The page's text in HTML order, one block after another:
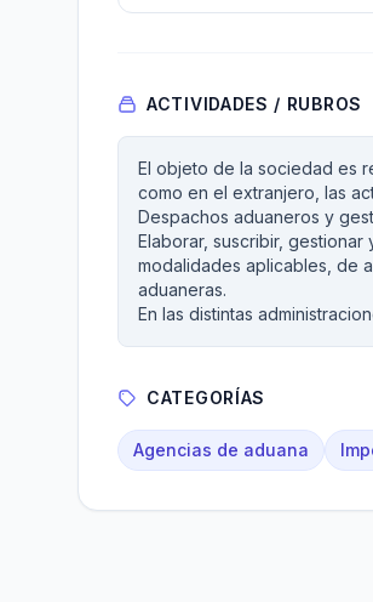
ACTIVIDADES / RUBROS
El objeto de la sociedad es
como en el extranjero, las
Despachos aduaneros y
Elaborar, suscribir,
modalidades aplicables, de
aduaneras.
En las distintas
CATEGORÍAS
Agencias de aduana